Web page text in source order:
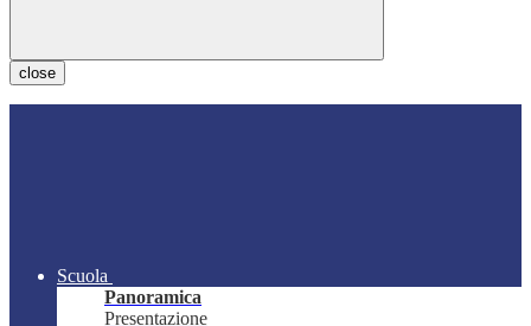
close
Scuola
Panoramica
Presentazione